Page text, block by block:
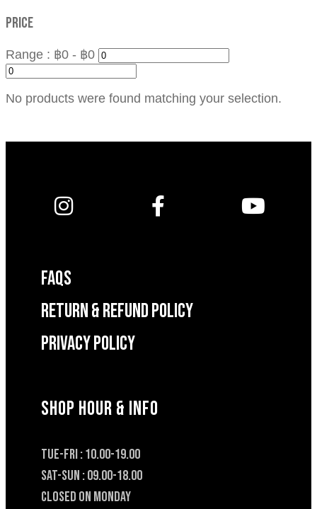
Price
Range : ฿0 - ฿0
No products were found matching your selection.
FAQS
RETURN & REFUND POLICY
Privacy Policy
SHOP HOUR & INFO
TUE-FRI : 10.00-19.00
SAT-SUN : 09.00-18.00
CLOSED ON MONDAY